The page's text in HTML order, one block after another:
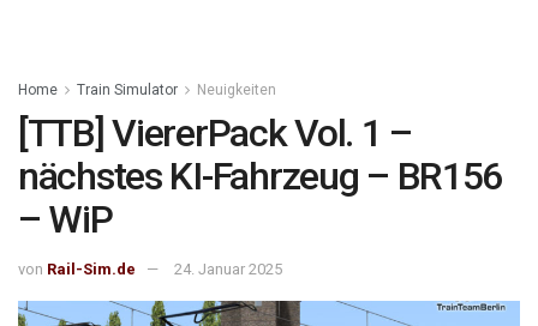
Home Train Simulator Neuigkeiten
[TTB] ViererPack Vol. 1 –
nächstes KI-Fahrzeug – BR156
– WiP
von Rail-Sim.de 24. Januar 2025